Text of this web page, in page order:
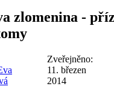
zlomenina -
Zveřejněno:
11. březen
2014